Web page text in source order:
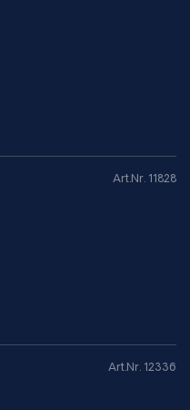
Art.Nr. 11828
Art.Nr. 12336